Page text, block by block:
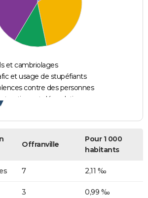
et cambriolages
et usage de stupéfiants
contre des personnes
et dégradations
Offranville
Pour 1 000
habitants
7 2,11 ‰
3 0,99 ‰